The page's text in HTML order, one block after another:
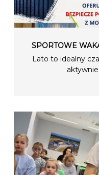
SPORTOWE
Lato to idealny